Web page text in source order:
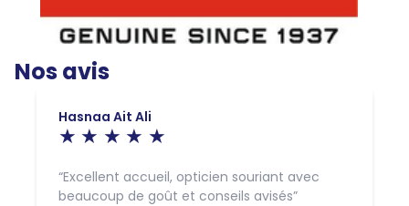
Nos avis
Hasnaa Ait Ali
Excellent accueil, opticien souriant avec
beaucoup de goût et conseils avisés